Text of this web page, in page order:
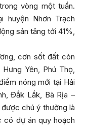
vòng một tuần.
huyện Nhơn Trạch
sản tăng tới 41%,
cơn sốt đất còn
Yên, Phú Thọ,
nóng mới tại Hải
Đắk Lắk, Bà Rịa –
chú ý thường là
có dự án quy hoạch